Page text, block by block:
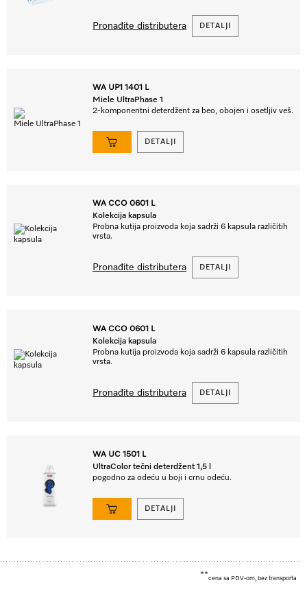
DETALJI
Pronađite distributera
WA UP1 1401 L
Miele UltraPhase 1
2-komponentni deterdžent za beo, obojen i osetljiv veš.
DETALJI
WA CCO 0601 L
Kolekcija kapsula
Probna kutija proizvoda koja sadrži 6 kapsula različitih
vrsta.
DETALJI
Pronađite distributera
WA CCO 0601 L
Kolekcija kapsula
Probna kutija proizvoda koja sadrži 6 kapsula različitih
vrsta.
DETALJI
Pronađite distributera
WA UC 1501 L
UltraColor tečni deterdžent 1,5 l
pogodno za odeću u boji i crnu odeću.
DETALJI
**
cena sa PDV-om, bez transporta